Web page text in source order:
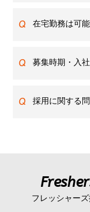
Q 在宅勤務は可
Q 募集時期・入
Q 採用に関する
フレッシャーズ